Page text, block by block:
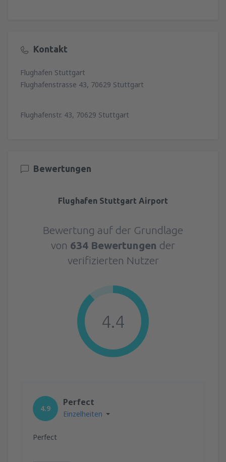
Kontakt
Flughafen Stuttgart
Flughafenstrasse 43, 70629 Stuttgart
Flughafenstr. 43, 70629 Stuttgart
Bewertungen
Flughafen Stuttgart Airport
Bewertung auf der Grundlage
von 634 Bewertungen der
verifizierten Nutzer
4.4
4.9
Perfect
Einzelheiten
Perfect